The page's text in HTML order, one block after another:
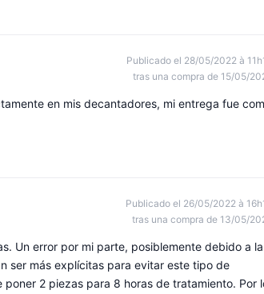
Publicado el 28/05/2022 à
tras una compra de 15/05/
en mis decantadores, mi entrega fue
Publicado el 26/05/2022 à
tras una compra de 13/05/
Un error por mi parte, posiblemente debido a la
ser más explícitas para evitar este tipo de
2 piezas para 8 horas de tratamiento. Por